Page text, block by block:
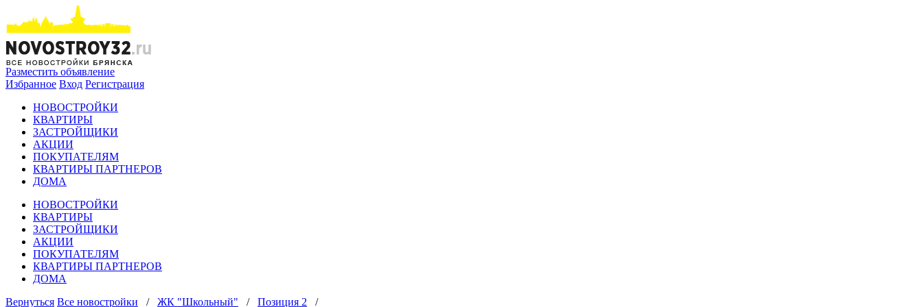
Разместить объявление
Избранное Вход Регистрация
НОВОСТРОЙКИ
КВАРТИРЫ
ЗАСТРОЙЩИКИ
АКЦИИ
ПОКУПАТЕЛЯМ
КВАРТИРЫ ПАРТНЕРОВ
ДОМА
НОВОСТРОЙКИ
КВАРТИРЫ
ЗАСТРОЙЩИКИ
АКЦИИ
ПОКУПАТЕЛЯМ
КВАРТИРЫ ПАРТНЕРОВ
ДОМА
Вернуться Все новостройки / ЖК "Школьный" / Позиция 2 /